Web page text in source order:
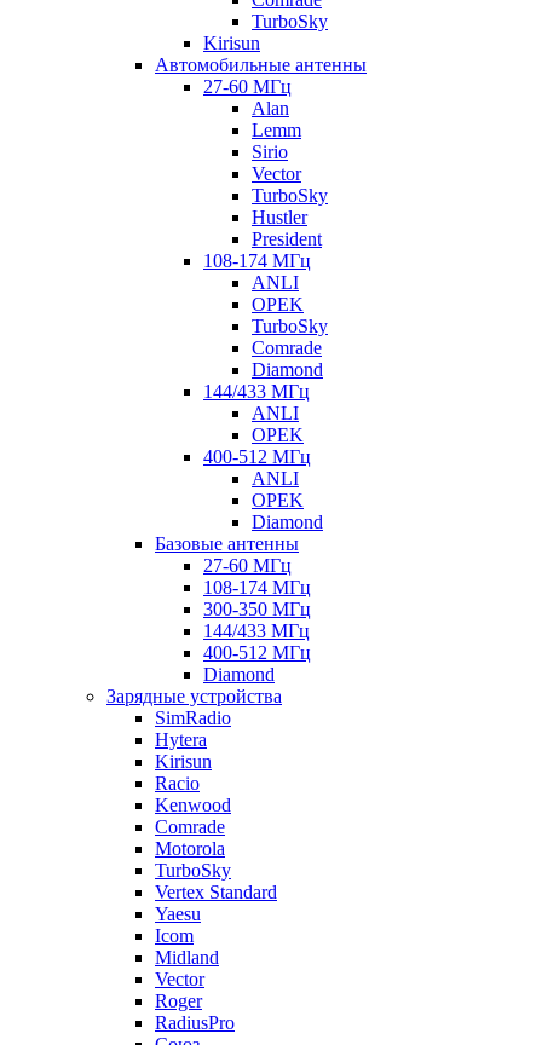
TurboSky
Kirisun
Автомобильные антенны
27-60 МГц
Alan
Lemm
Sirio
Vector
TurboSky
Hustler
President
108-174 МГц
ANLI
OPEK
TurboSky
Comrade
Diamond
144/433 МГц
ANLI
OPEK
400-512 МГц
ANLI
OPEK
Diamond
Базовые антенны
27-60 МГц
108-174 МГц
300-350 МГц
144/433 МГц
400-512 МГц
Diamond
Зарядные устройства
SimRadio
Hytera
Kirisun
Racio
Kenwood
Comrade
Motorola
TurboSky
Vertex Standard
Yaesu
Icom
Midland
Vector
Roger
RadiusPro